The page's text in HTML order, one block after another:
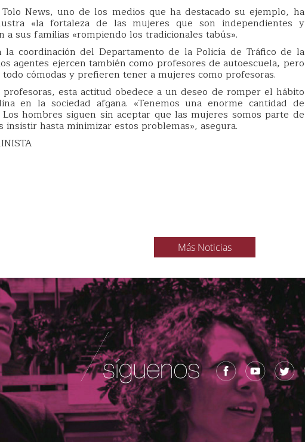
News, uno de los medios que ha destacado su ejemplo, ha
«la fortaleza de las mujeres que son independientes y
a sus familias «rompiendo los tradicionales tabús».
la coordinación del Departamento de la Policía de Tráfico de la
agentes ejercen también como profesores de autoescuela, pero
cómodas y prefieren tener a mujeres como profesoras.
profesoras, esta actitud obedece a un deseo de romper el hábito
en la sociedad afgana. «Tenemos una enorme cantidad de
hombres siguen sin aceptar que las mujeres somos parte de
insistir hasta minimizar estos problemas», asegura.
Más Noticias